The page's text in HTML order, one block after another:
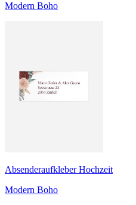
Modern Boho
Absenderaufkleber Hochzeit
Modern Boho